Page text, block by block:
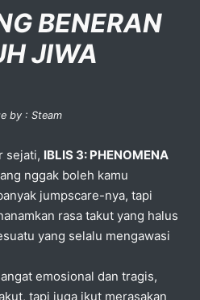
BENERAN
JIWA
by : Steam
sejati, IBLIS 3: PHENOMENA
nggak boleh kamu
jumpscare-nya, tapi
rasa takut yang halus
yang selalu mengawasi
emosional dan tragis,
tapi juga ikut merasakan